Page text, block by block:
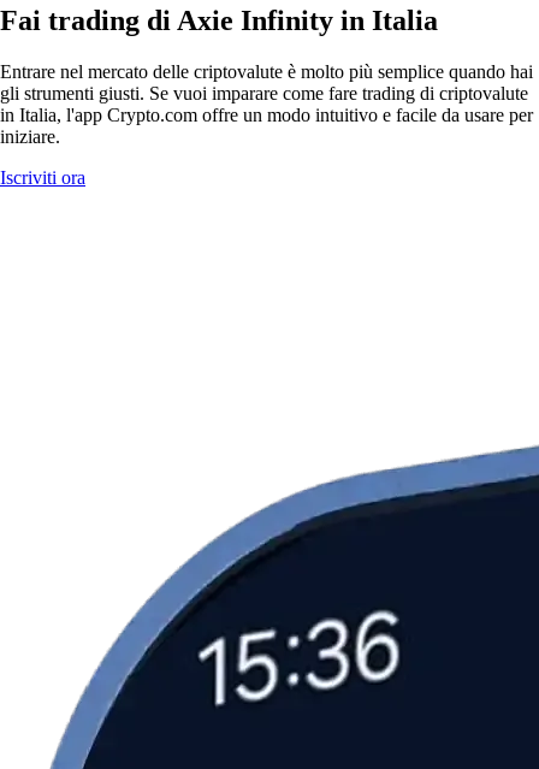
Fai trading di Axie Infinity in Italia
Entrare nel mercato delle criptovalute è molto più semplice quando hai
gli strumenti giusti. Se vuoi imparare come fare trading di criptovalute
in Italia, l'app Crypto.com offre un modo intuitivo e facile da usare per
iniziare.
Iscriviti ora